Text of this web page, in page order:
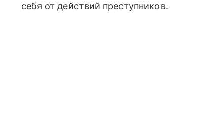
себя от действий преступников.